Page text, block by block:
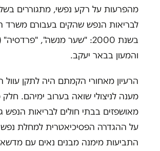
מהפרעות על רקע נפשי, מתגוררים
לבריאות הנפש שהקים בעבורם משרד
בשנת 2000: "שער מנשה",
והמעון בבאר יעקב.
הרעיון מאחורי הקמתם היה לתקן עוול
מענה לניצולי שואה בערוב ימיהם. חלק
מאושפזים בבתי חולים לבריאות הנפש
על ההגדרה הפסיכיאטרית למחלת
התביעות מימנה מבנים נאים עם